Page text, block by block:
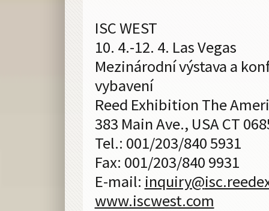
ISC WEST
10. 4.-12. 4. Las Vegas
Mezinárodní výstava a
vybavení
Reed Exhibition The
383 Main Ave., USA CT
Tel.: 001/203/840 5931
Fax: 001/203/840 9931
E-mail: inquiry@
www.iscwest.com